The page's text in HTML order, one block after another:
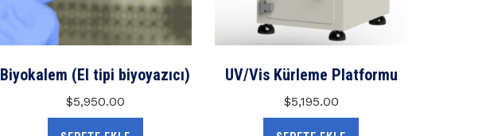
Biyokalem (El tipi biyoyazıcı)
$5,950.00
UV/Vis Kürleme Platformu
$5,195.00